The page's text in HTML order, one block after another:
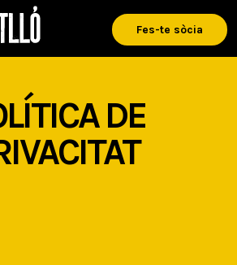
Fes-te sòcia
DE